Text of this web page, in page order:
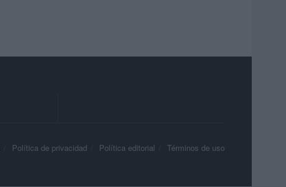
Política de privacidad Política editorial Términos de uso